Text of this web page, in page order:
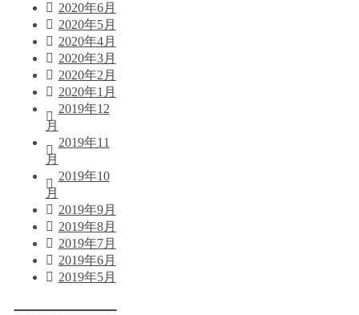
2020年6月
2020年5月
2020年4月
2020年3月
2020年2月
2020年1月
2019年12
月
2019年11
月
2019年10
月
2019年9月
2019年8月
2019年7月
2019年6月
2019年5月